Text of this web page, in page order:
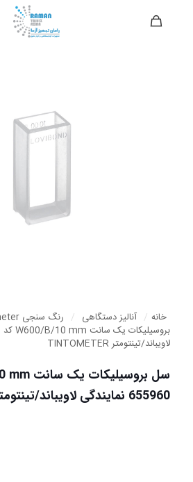
خانه / آنالیز دستگاهی / رنگ سنجی Colorimeter
لاویباند/تینتومتر TINTOMETER
655960 نمایندگی لاویباند/تینتومتر TINTOMETER